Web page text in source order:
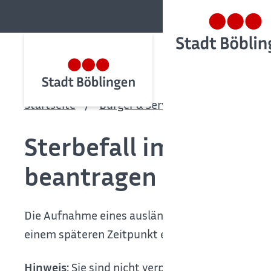
Startseite Bürger & Service
Sterbefall im
beantragen
Die Aufnahme eines ausländischen Sterbefalls
einem späteren Zeitpunkt eine deutsche
Hinweis:Sie sind nicht verpflichtet, Sterbefälle